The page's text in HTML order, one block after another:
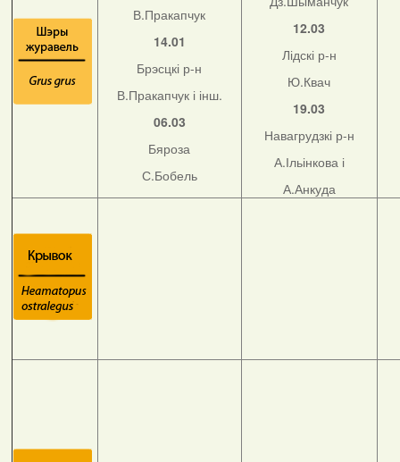
В.Пракапчук
14.01
Брэсцкі р-н
В.Пракапчук і інш.
06.03
Бяроза
С.Бобель
12.03
Лідскі р-н
Ю.Квач
19.03
Навагрудзкі р-н
А.Ільінкова і
А.Анкуда